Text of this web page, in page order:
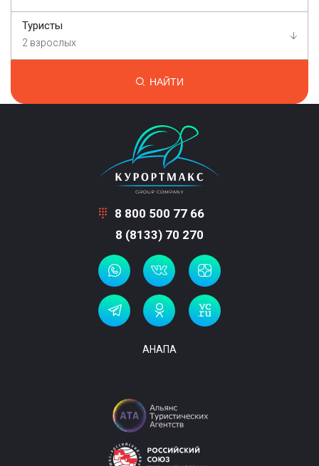
Туристы
2 взрослых
НАЙТИ
8 800 500 77 66
8 (8133) 70 270
АНАПА